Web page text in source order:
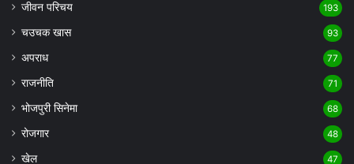
जीवन परिचय 193
चउचक खास 93
अपराध 77
राजनीति 71
भोजपुरी सिनेमा 68
रोजगार 48
खेल 47